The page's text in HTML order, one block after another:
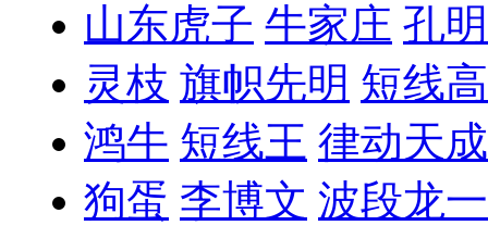
山东虎子 牛家庄 孔
灵枝 旗帜先明 短线
鸿牛 短线王 律动天成
狗蛋 李博文 波段龙一